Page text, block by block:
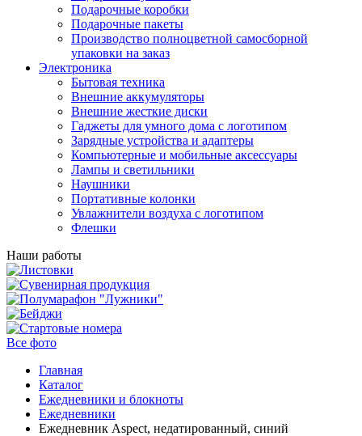
Подарочные коробки
Подарочные пакеты
Производство полноцветной самосборной
упаковки на заказ
Электроника
Бытовая техника
Внешние аккумуляторы
Внешние жесткие диски
Гаджеты для умного дома с логотипом
Зарядные устройства и адаптеры
Компьютерные и мобильные аксессуары
Лампы и светильники
Наушники
Портативные колонки
Увлажнители воздуха с логотипом
Флешки
Наши работы
Все фото
Главная
Каталог
Ежедневники и блокноты
Ежедневники
Ежедневник Aspect, недатированный, синий